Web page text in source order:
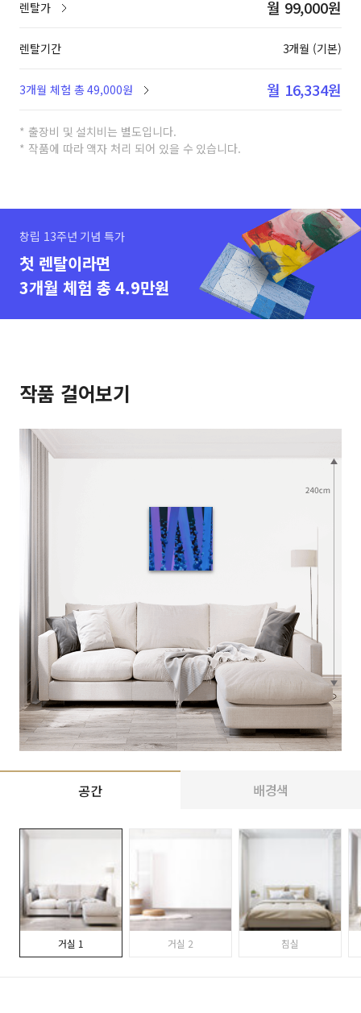
렌탈가 월 99,000원
렌탈기간 3개월 (기본)
3개월 체험 총 49,000원 월 16,334원
* 출장비 및 설치비는 별도입니다.
* 작품에 따라 액자 처리 되어 있을 수 있습니다.
창립 13주년 기념 특가
첫 렌탈이라면
3개월 체험 총 4.9만원
작품 걸어보기
공간 배경색
거실 1 거실 2 침실